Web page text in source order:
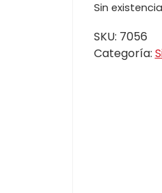
Sin
SKU: 7056
Categoría: